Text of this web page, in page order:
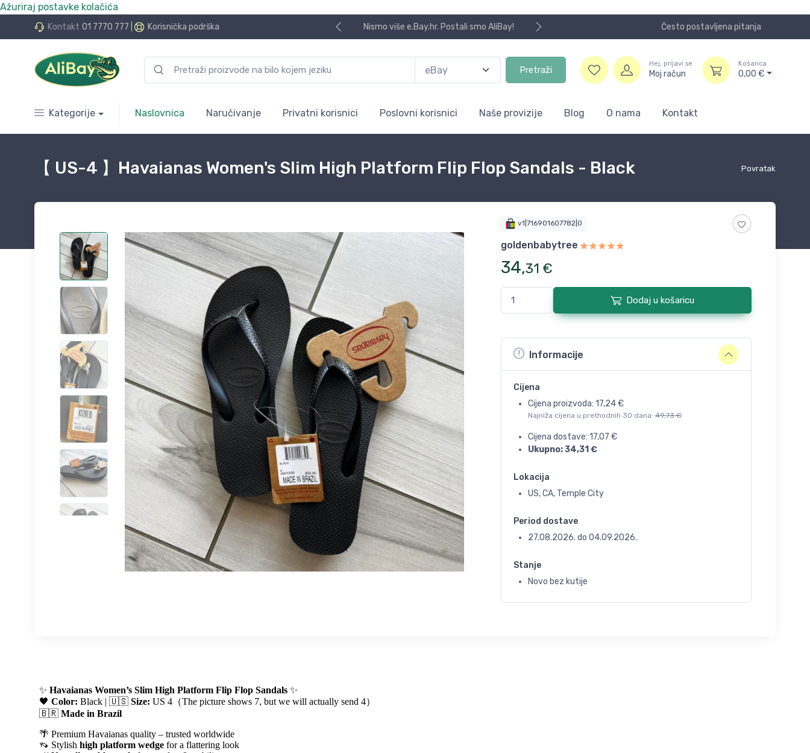
Ažuriraj postavke kolačića
Kontakt 01 7770 777 Korisnička podrška
24 rate bez kamata Nismo više e.Bay.hr. Postali smo AliBay! Često postavljena pitanja
Pretraži
Hej, prijavi se
Moj račun
Košarica
0,00 €
Kategorije Naslovnica Naručivanje Privatni korisnici Poslovni korisnici Naše provizije Blog O nama Kontakt
Povratak
【 US-4 】Havaianas Women's Slim High Platform Flip Flop Sandals - Black
v1|716901607782|0
goldenbabytree
34,31 €
Dodaj u košaricu
Informacije
Cijena
Cijena proizvoda: 17,24€
Najniža cijena u prethodnih 30 dana: 49,73 €
Cijena dostave: 17,07 €
Ukupno:34,31 €
Lokacija
US, CA, Temple City
Period dostave
27.08.2026. do 04.09.2026.
Stanje
Novo bez kutije